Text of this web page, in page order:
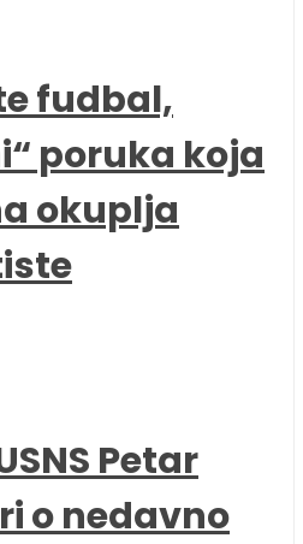
fudbal,
poruka koja
okuplja
Petar
o nedavno